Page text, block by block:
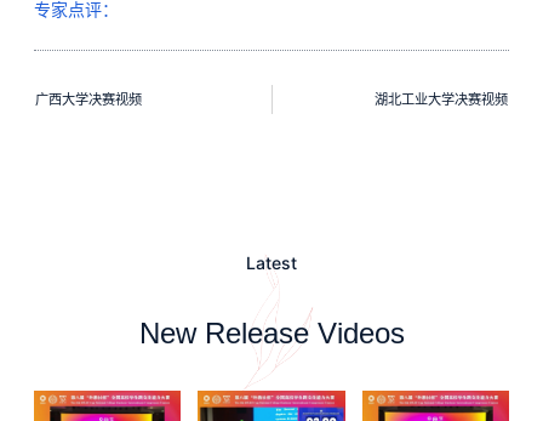
专家点评：
广西大学决赛视频 湖北工业大学决赛视频
Latest
New Release Videos